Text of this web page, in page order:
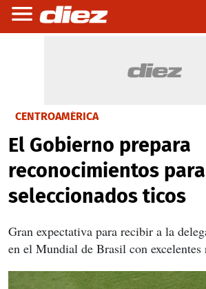
CENTROAMÉRICA
El Gobierno prepara
reconocimientos
seleccionados ticos
Gran expectativa para recibir a la
en el Mundial de Brasil con excelentes